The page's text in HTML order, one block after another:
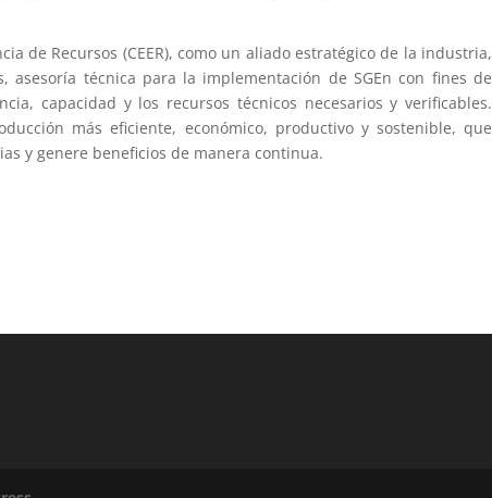
de Recursos (CEER), como un aliado estratégico de la industria,
asesoría técnica para la implementación de SGEn con fines de
capacidad y los recursos técnicos necesarios y verificables.
más eficiente, económico, productivo y sostenible, que
y genere beneficios de manera continua.